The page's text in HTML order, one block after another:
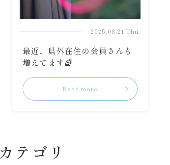
2025.08.21 Thu.
最近、県外在住の会員さんも
増えてます🌈
Read more
カテゴリ